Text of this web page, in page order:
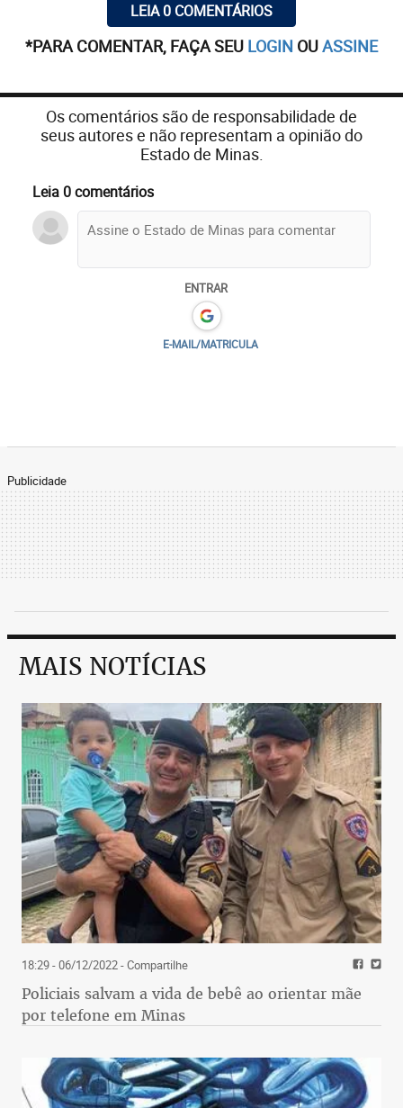
LEIA 0 COMENTÁRIOS
*PARA COMENTAR, FAÇA SEU LOGIN OUASSINE
Os comentários são de responsabilidade de
seus autores e não representam a opinião do
Estado de Minas.
Leia 0 comentários
ENTRAR
E-MAIL/MATRICULA
Publicidade
MAIS NOTÍCIAS
18:29 - 06/12/2022- Compartilhe
Policiais salvam a vida de bebê ao orientar mãe
por telefone em Minas